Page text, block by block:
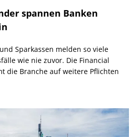
spannen Banken
Sparkassen melden so viele
wie nie zuvor. Die Financial
die Branche auf weitere Pflichten